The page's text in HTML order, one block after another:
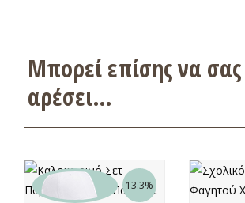
Μπορεί επίσης να σας
αρέσει…
13.3%